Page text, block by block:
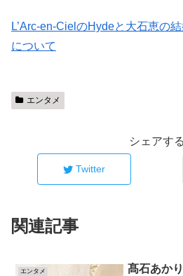
L’Arc-en-CielのHydeと大石恵の
について
エンタメ
シェアする
Twitter
関連記事
エンタメ
髙石あか